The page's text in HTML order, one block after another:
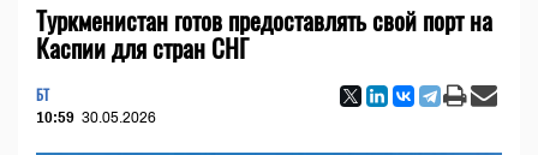
Туркменистан готов предоставлять свой порт на
Каспии для стран СНГ
БТ
10:59 30.05.2026